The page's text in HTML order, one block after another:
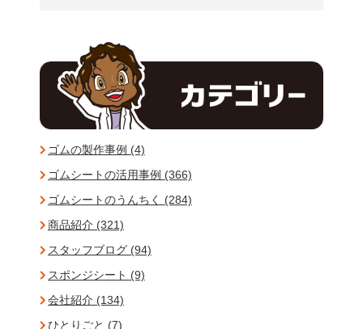
ゴムの製作事例 (4)
ゴムシートの活用事例 (366)
ゴムシートのうんちく (284)
商品紹介 (321)
スタッフブログ (94)
スポンジシート (9)
会社紹介 (134)
ひとりごと (7)